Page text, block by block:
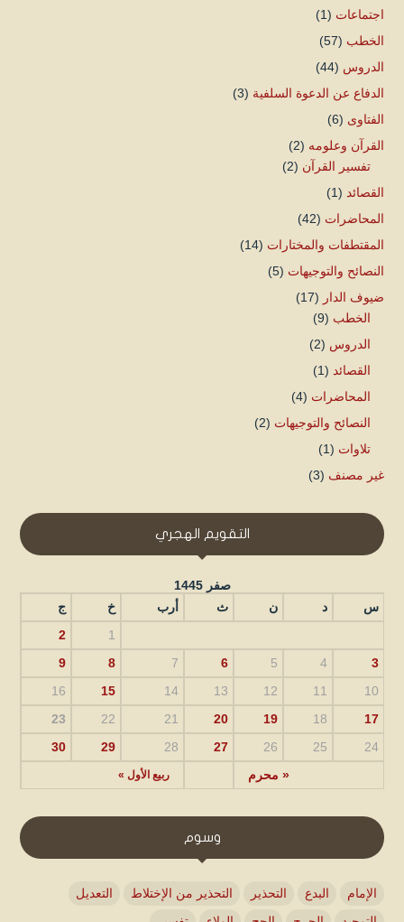
اجتماعات (1)
الخطب (57)
الدروس (44)
الدفاع عن الدعوة السلفية (3)
الفتاوى (6)
القرآن وعلومه (2)
تفسير القرآن (2)
القصائد (1)
المحاضرات (42)
المقتطفات والمختارات (14)
النصائح والتوجيهات (5)
ضيوف الدار (17)
الخطب (9)
الدروس (2)
القصائد (1)
المحاضرات (4)
النصائح والتوجيهات (2)
تلاوات (1)
غير مصنف (3)
التقويم الهجري
صفر 1445
س
د ن ث أرب خ ج
« محرم ربيع الأول »
1
2
3
4
5
6
7
8
9
10
11
12
13
14
15
16
17
18
19
20
21
22
23
24
25
26
27
28
29
30
وسوم
الإمام البدع التحذير التحذير من الإختلاط
التعديل